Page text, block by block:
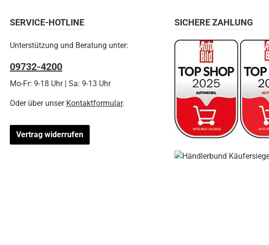
SERVICE-HOTLINE
Unterstützung und Beratung unter:
09732-4200
Mo-Fr: 9-18 Uhr | Sa: 9-13 Uhr
Oder über unser Kontaktformular.
Vertrag widerrufen
SICHERE ZAHLUNG